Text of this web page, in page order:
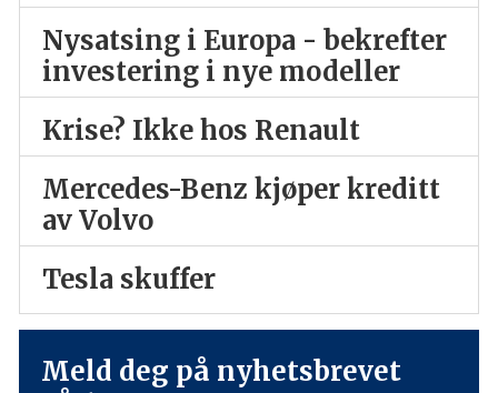
Nysatsing i Europa - bekrefter
investering i nye modeller
Krise? Ikke hos Renault
Mercedes-Benz kjøper kreditt
av Volvo
Tesla skuffer
Meld deg på nyhetsbrevet